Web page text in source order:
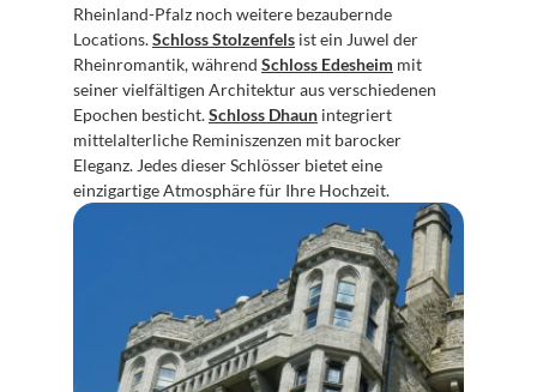
Rheinland-Pfalz noch weitere bezaubernde
Locations. Schloss Stolzenfels ist ein Juwel der
Rheinromantik, während Schloss Edesheim mit
seiner vielfältigen Architektur aus verschiedenen
Epochen besticht. Schloss Dhaun integriert
mittelalterliche Reminiszenzen mit barocker
Eleganz. Jedes dieser Schlösser bietet eine
einzigartige Atmosphäre für Ihre Hochzeit.